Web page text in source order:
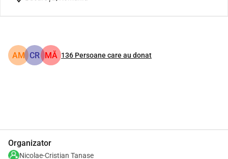
AM CR MĂ 136 Persoane care au donat
Organizator
Nicolae-Cristian Tanase